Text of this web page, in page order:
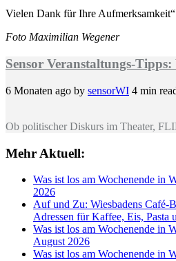
Vielen Dank für Ihre Aufmerksamkeit“
Foto Maximilian Wegener
Sensor Veranstaltungs-
6 Monaten ago by sensorWI 4 min
Ob politischer Diskurs im Theater,
Mehr Aktuell:
Was ist los am Wochenende in
2026
Auf und Zu: Wiesbadens Café-
Adressen für Kaffee, Eis, Pasta
Was ist los am Wochenende in
August 2026
Was ist los am Wochenende in